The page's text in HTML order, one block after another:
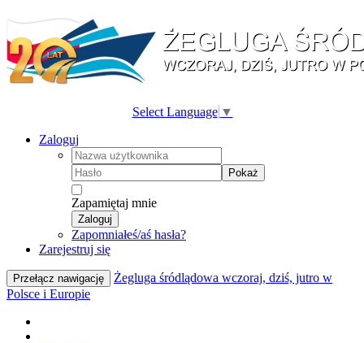
Select Language ▼
Zaloguj
Pokaż
Zapamiętaj mnie
Zaloguj
Zapomniałeś/aś hasła?
Zarejestruj się
Przełącz nawigację
Żegluga śródlądowa wczoraj, dziś, jutro w
Polsce i Europie